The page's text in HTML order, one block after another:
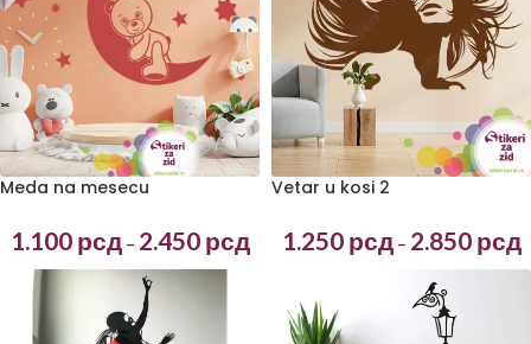
Meda na mesecu
1.100 рсд – 2.450 рсд
Vetar u kosi 2
1.250 рсд – 2.850 рсд